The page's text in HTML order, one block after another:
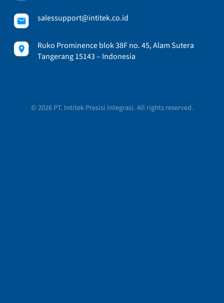
salessupport@intitek.co.id
Ruko Prominence blok 38F no. 45, Alam Sutera
Tangerang 15143 – Indonesia
© 2026 PT. Intitek Presisi Integrasi. All rights reserved.